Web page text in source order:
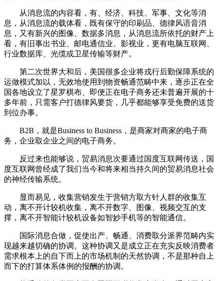
从消息流的内容看，有、经济、科技、军事、文化等消
息，从消息流的载体看，既有保守的印刷品、德律风语音消
息，又有新兴的图像、数据多消息，从消息流所依托的财产上
看，有旧事出书业、邮电通信业、影视业，更有电脑互联网、
行业数据库、光缆或卫星传输等财产。
第二次世界大和后，美国很多企业将戎行后勤保障系统的
运做模式加以，无效地使用到物资畅通范畴中来，逐步正在全
国各地设立了星罗棋布、即便正在电子商务还未普遍开展的十
多年前，只需客户打德律风要货，几乎都能够享受免费的送货
到位办事。
B2B，就是Business to Business，是商家对商家的电子商
务，企业取企业之间的电子商务。
反过来也能够说，贸易消息次要通过国度互联网传送，国
度互联网曾经成了我们当今和将来相当持久间的贸易消息社会
的神经传输系统。
显而易见，收集营销发生于营销方取方针人群的收集互
动，离不开计较机收集，离不开数字、图像、视频交互的支
撑，离不开智能计较机设备如智妙手机等的智能通信。
国际消息合做，促使出产、畅通、消费取分派界范畴内实
现越来越切确的协调。这种协调又是成立正在充实反映消费者
需求根本上的自下而上的市场机制的天然协调，不是那种自上
而下的打算体系体例的报酬的协调。